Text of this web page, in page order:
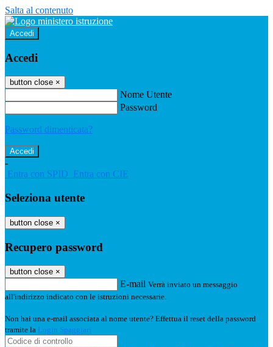
Salta al contenuto
Accedi
Accedi
button close ×
Nome Utente
Password
Password dimenticata?
-
Entra con SPID Entra con CIE
Seleziona utente
button close ×
Recupero password
button close ×
E-mail Verrà inviato un messaggio
all'indirizzo indicato con le istruzioni necessarie.
Non hai una e-mail associata al nome utente? Effettua il reset della password
tramite la Login Spaggiari